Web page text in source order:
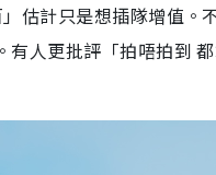
估計只是想插隊增值
人更批評「拍唔拍到